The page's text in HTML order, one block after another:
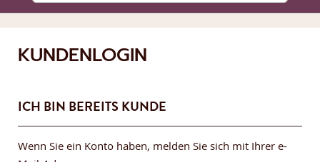
KUNDENLOGIN
ICH BIN BEREITS KUNDE
Wenn Sie ein Konto haben, melden Sie sich mit Ihrer e-